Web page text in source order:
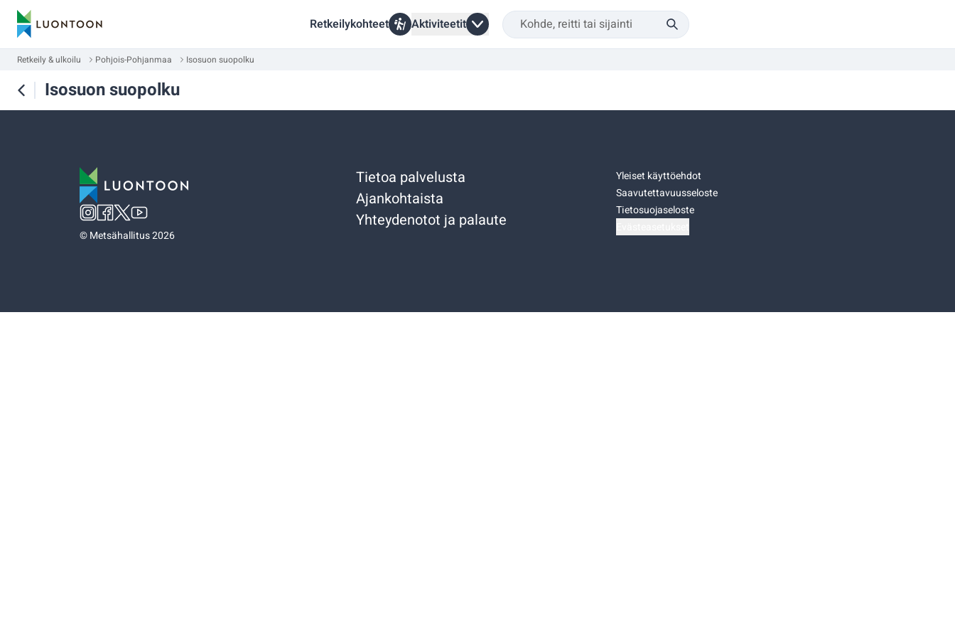
Retkeilykohteet Aktiviteetit
Retkeily & ulkoilu Pohjois-Pohjanmaa Isosuon suopolku
Isosuon suopolku
©Metsähallitus 2026
Tietoa palvelusta
Ajankohtaista
Yhteydenotot ja palaute
Yleiset käyttöehdot
Saavutettavuusseloste
Tietosuojaseloste